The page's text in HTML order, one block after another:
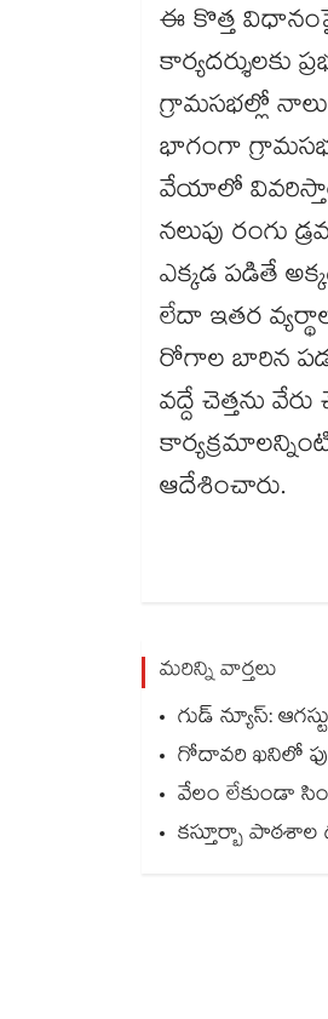
ఈ కొత్త
గ్రామసభల్లో
భాగంగా గ్రామసభ
వేయాలో
నలుపు రంగు
ఎక్కడ పడితే
లేదా ఇతర
రోగాల బారిన
వద్దే చెత్తను
ఆదేశించారు.
మరిన్ని వార్తలు
గుడ్ న్యూస్:
గోదావరి ఖనిలో
వేలం లేకుండా
కస్తూర్బా